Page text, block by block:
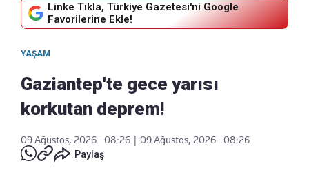
Linke Tıkla, Türkiye Gazetesi'ni Google
Favorilerine Ekle!
YAŞAM
Gaziantep'te gece yarısı
korkutan deprem!
09 Ağustos, 2026 - 08:26
09 Ağustos, 2026 - 08:26
Paylaş